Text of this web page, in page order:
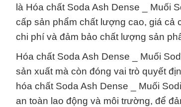
là Hóa chất Soda Ash Dense _ Muối
cấp sản phẩm chất lượng cao, giá cả
chi phí và đảm bảo chất lượng sản
Hóa chất Soda Ash Dense _ Muối
sản xuất mà còn đóng vai trò quyết
hóa chất Soda Ash Dense _ Muối
an toàn lao động và môi trường, để